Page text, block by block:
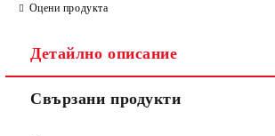
Оцени продукта
Детайлно описание
Свързани продукти